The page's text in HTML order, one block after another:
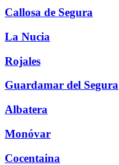
Callosa de Segura
La Nucia
Rojales
Guardamar del Segura
Albatera
Monóvar
Cocentaina